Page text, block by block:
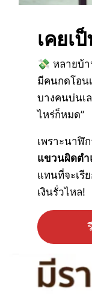
เคยเ
💸 หลายบ้า
มีคนกดโอน
บางคนบ่นเ
ไหร่ก็หมด”
เพราะนาฬิ
แขวนผิดตำ
แทนที่จะเรี
เงินรั่วไหล!